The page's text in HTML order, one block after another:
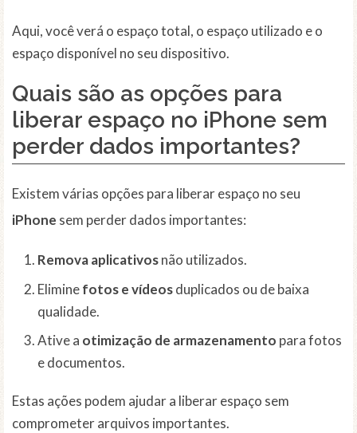
Aqui, você verá o espaço total, o espaço utilizado e o
espaço disponível no seu dispositivo.
Quais são as opções para
liberar espaço no iPhone sem
perder dados importantes?
Existem várias opções para liberar espaço no seu
iPhone sem perder dados importantes:
Remova aplicativosnão utilizados.
Eliminefotos e vídeosduplicados ou de baixa
qualidade.
Ative a otimização de armazenamento para fotos
e documentos.
Estas ações podem ajudar a liberar espaço sem
comprometer arquivos importantes.